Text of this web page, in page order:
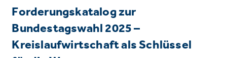
Forderungskatalog zur
Bundestagswahl 2025 –
Kreislaufwirtschaft als Schlüssel